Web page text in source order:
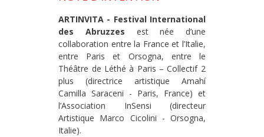
ARTINVITA - Festival International
des Abruzzes est née d’une
collaboration entre la France et l’Italie,
entre Paris et Orsogna, entre le
Théâtre de Léthé à Paris – Collectif 2
plus (directrice artistique Amahí
Camilla Saraceni - Paris, France) et
l’Association InSensi (directeur
Artistique Marco Cicolini - Orsogna,
Italie).